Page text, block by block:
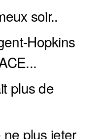
soir..
Hopkins
plus de
plus jeter